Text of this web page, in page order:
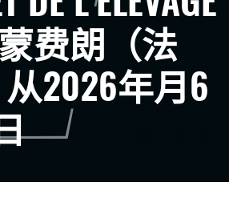
费朗（法
2026年月6